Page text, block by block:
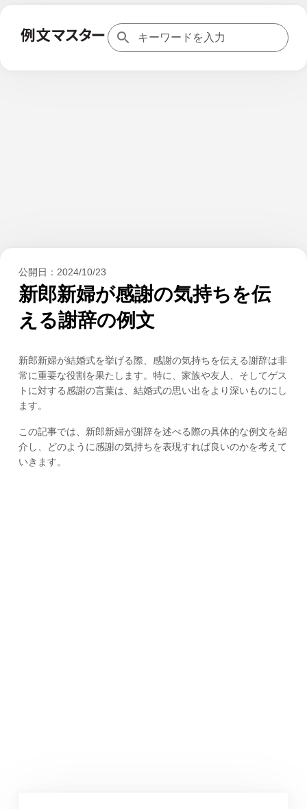
公開日： 2024/10/23
新郎新婦が感謝の気持ちを伝
える謝辞の例文
新郎新婦が結婚式を挙げる際、感謝の気持ちを伝える謝辞は非
常に重要な役割を果たします。特に、家族や友人、そしてゲス
トに対する感謝の言葉は、結婚式の思い出をより深いものにし
ます。
この記事では、新郎新婦が謝辞を述べる際の具体的な例文を紹
介し、どのように感謝の気持ちを表現すれば良いのかを考えて
いきます。